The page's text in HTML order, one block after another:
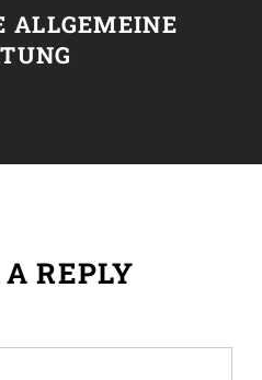
ALLGEMEINE
REPLY